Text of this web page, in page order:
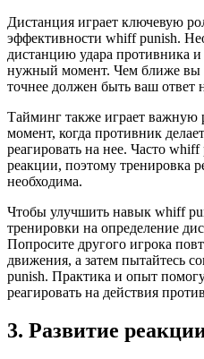
Дистанция играет ключевую
эффективности whiff punish.
дистанцию удара противника и
нужный момент. Чем ближе вы
точнее должен быть ваш ответ
Тайминг также играет важную
момент, когда противник
реагировать на нее. Часто
реакции, поэтому тренировка
необходима.
Чтобы улучшить навык whiff
тренировки на определение
Попросите другого игрока
движения, а затем пытайтесь
punish. Практика и опыт
реагировать на действия
3. Развитие